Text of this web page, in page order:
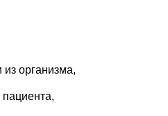
организма,